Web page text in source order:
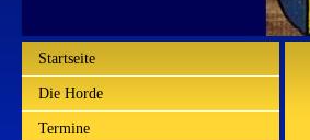
Startseite
Die Horde
Termine